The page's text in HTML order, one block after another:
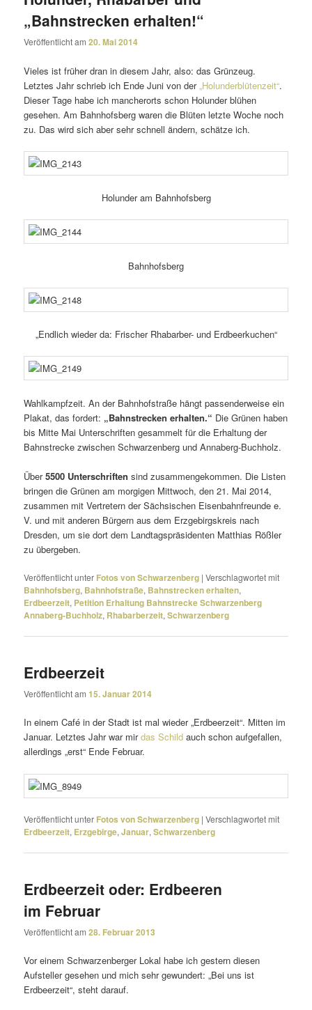
„Bahnstrecken erhalten!“
Veröffentlicht am20. Mai 2014
Vieles ist früher dran in diesem Jahr, also: das Grünzeug.
Letztes Jahr schrieb ich Ende Juni von der „Holunderblütenzeit“.
Dieser Tage habe ich mancher­orts schon Holunder blühen
gesehen. Am Bahnhofsberg waren die Blüten letzte Woche noch
zu. Das wird sich aber sehr schnell ändern, schätze ich.
Holunder am Bahnhofsberg
Bahnhofsberg
„Endlich wieder da: Frischer Rhabarber- und Erdbeerkuchen“
Wahlkampfzeit. An der Bahnhofstraße hängt passen­der­weise ein
Plakat, das fordert: „Bahnstrecken erhalten.“ Die Grünen haben
bis Mitte Mai Unterschriften gesam­melt für die Erhaltung der
Bahnstrecke zwischen Schwarzenberg und Annaberg-Buchholz.
Über5500 Unterschriften sind zusam­men­ge­kommen. Die Listen
bringen die Grünen am morgigen Mittwoch, den 21. Mai 2014,
zusammen mit Vertretern der Sächsischen Eisenbahnfreunde e.
V. und mit anderen Bürgern aus dem Erzgebirgskreis nach
Dresden, um sie dort dem Landtagspräsidenten Matthias Rößler
zu übergeben.
Veröffentlicht unter Fotos von Schwarzenberg |Verschlagwortet mit
Bahnhofsberg, Bahnhofstraße, Bahnstrecken erhalten,
Erdbeerzeit, Petition Erhaltung Bahnstrecke Schwarzenberg
Annaberg-Buchholz, Rhabarberzeit,Schwarzenberg
Erdbeerzeit
Veröffentlicht am15. Januar 2014
In einem Café in der Stadt ist mal wieder „Erdbeerzeit“. Mitten im
Januar. Letztes Jahr war mirdas Schild auch schon aufge­fallen,
aller­dings „erst“ Ende Februar.
Veröffentlicht unter Fotos von Schwarzenberg |Verschlagwortet mit
Erdbeerzeit, Erzgebirge,Januar,Schwarzenberg
Erdbeerzeit oder: Erdbeeren
im Februar
Veröffentlicht am28. Februar 2013
Vor einem Schwarzenberger Lokal habe ich gestern diesen
Aufsteller gesehen und mich sehr gewun­dert: „Bei uns ist
Erdbeerzeit“, steht darauf.